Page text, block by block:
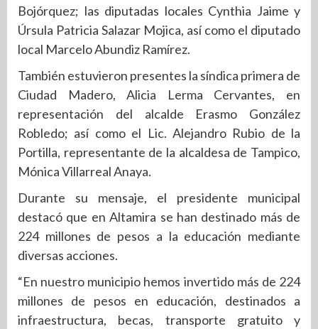
Bojórquez; las diputadas locales Cynthia Jaime y
Úrsula Patricia Salazar Mojica, así como el diputado
local Marcelo Abundiz Ramírez.
También estuvieron presentes la síndica primera de
Ciudad Madero, Alicia Lerma Cervantes, en
representación del alcalde Erasmo González
Robledo; así como el Lic. Alejandro Rubio de la
Portilla, representante de la alcaldesa de Tampico,
Mónica Villarreal Anaya.
Durante su mensaje, el presidente municipal
destacó que en Altamira se han destinado más de
224 millones de pesos a la educación mediante
diversas acciones.
“En nuestro municipio hemos invertido más de 224
millones de pesos en educación, destinados a
infraestructura, becas, transporte gratuito y